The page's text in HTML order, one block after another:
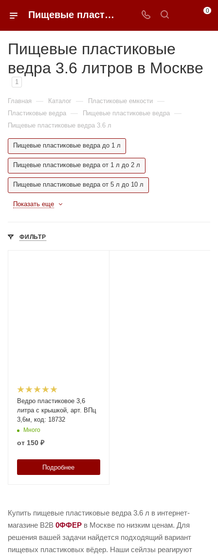
Пищевые пластиковые ведра 3.6 литров недорого в Москве | 0FFER 0
Пищевые пластиковые
ведра 3.6 литров в Москве
1
Главная — Каталог — Пластиковые емкости —
Пластиковые ведра — Пищевые пластиковые ведра —
Пищевые пластиковые ведра 3.6 л
Пищевые пластиковые ведра до 1 л
Пищевые пластиковые ведра от 1 л до 2 л
Пищевые пластиковые ведра от 5 л до 10 л
Показать еще
ФИЛЬТР
Ведро пластиковое 3,6
литра с крышкой, арт. ВПц
3,6м, код: 18732
Много
от 150 ₽
Подробнее
Купить пищевые пластиковые ведра 3.6 л в интернет-
магазине B2B 0ФФЕР в Москве по низким ценам. Для
решения вашей задачи найдется подходящий вариант
пищевых пластиковых вёдер. Наши сейлзы реагируют